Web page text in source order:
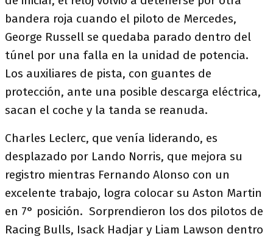
bandera roja cuando el piloto de Mercedes,
George Russell se quedaba parado dentro del
túnel por una falla en la unidad de potencia.
Los auxiliares de pista, con guantes de
protección, ante una posible descarga eléctrica,
sacan el coche y la tanda se reanuda.
Charles Leclerc, que venía liderando, es
desplazado por Lando Norris, que mejora su
registro mientras Fernando Alonso con un
excelente trabajo, logra colocar su Aston Martin
en 7° posición. Sorprendieron los dos pilotos de
Racing Bulls, Isack Hadjar y Liam Lawson dentro